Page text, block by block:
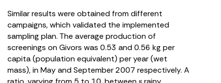
Similar results were obtained from different
campaigns, which validated the implemented
sampling plan. The average production of
screenings on Givors was 0.53 and 0.56 kg per
capita (population equivalent) per year (wet
mass), in May and September 2007 respectively. A